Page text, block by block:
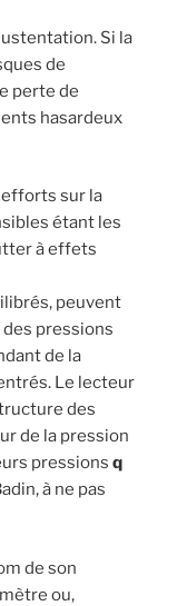
Si la
de
perte de
hasardeux
efforts sur la
étant les
à effets
peuvent
des pressions
de la
Le lecteur
des
de la pression
pressions q
à ne pas
de son
ou,